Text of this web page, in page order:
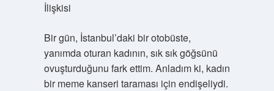
İlişkisi
Bir gün, İstanbul’daki bir otobüste,
yanımda oturan kadının, sık sık göğsünü
ovuşturduğunu fark ettim. Anladım ki, kadın
bir meme kanseri taraması için endişeliydi.